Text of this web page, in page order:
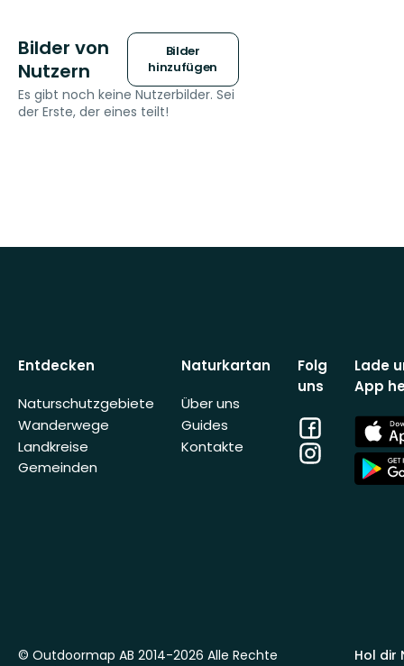
Bilder von
Nutzern
Bilder
hinzufügen
Es gibt noch keine Nutzerbilder. Sei
der Erste, der eines teilt!
Entdecken
Naturschutzgebiete
Wanderwege
Landkreise
Gemeinden
Naturkartan
Über uns
Guides
Kontakte
Folg
uns
Facebook
Instagram
Lade
App
App
Store
App
Store
Hol dir
© Outdoormap AB 2014-2026 Alle Rechte